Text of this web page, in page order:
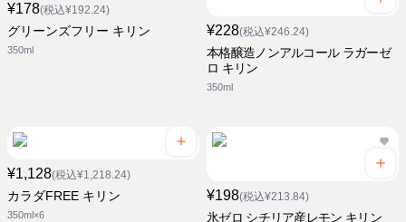
¥178(税込¥192.24)
グリーンズフリー キリン
350ml
¥228(税込¥246.24)
本格醸造ノンアルコール ラガーゼ
ロ キリン
350ml
¥1,128(税込¥1,218.24)
カラダFREE キリン
350ml×6
¥198(税込¥213.84)
氷ゼロ シチリア産レモン キリン